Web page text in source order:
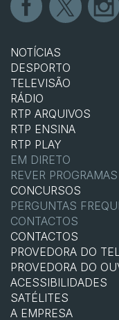
NOTÍCIAS
DESPORTO
TELEVISÃO
RÁDIO
RTP ARQUIVOS
RTP ENSINA
RTP PLAY
EM DIRETO
REVER PROGRAMAS
CONCURSOS
PERGUNTAS
CONTACTOS
CONTACTOS
PROVEDORA DO
PROVEDORA DO
ACESSIBILIDADES
SATÉLITES
A EMPRESA